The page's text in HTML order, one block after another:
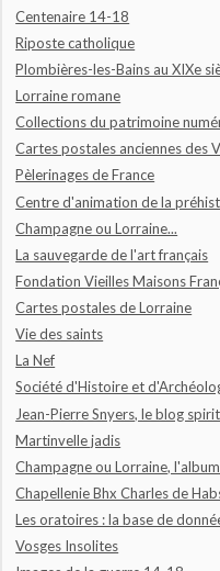
Centenaire 14-18
Riposte catholique
Plombières-les-Bains au XIXe
Lorraine romane
Collections du patrimoine
Cartes postales anciennes des
Pèlerinages de France
Centre d'animation de la
Champagne ou Lorraine...
La sauvegarde de l'art français
Fondation Vieilles Maisons
Cartes postales de Lorraine
Vie des saints
La Nef
Société d'Histoire et
Jean-Pierre Snyers, le blog
Martinvelle jadis
Champagne ou Lorraine,
Chapellenie Bhx Charles de
Les oratoires : la base de
Vosges Insolites